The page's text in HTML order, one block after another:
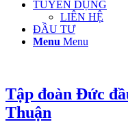
TUYỂN DỤNG
LIÊN HỆ
ĐẦU TƯ
Menu Menu
Tập đoàn Đức
Thuận